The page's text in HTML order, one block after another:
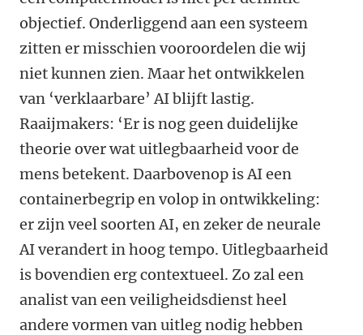
objectief. Onderliggend aan een systeem
zitten er misschien vooroordelen die wij
niet kunnen zien. Maar het ontwikkelen
van ‘verklaarbare’ AI blijft lastig.
Raaijmakers: ‘Er is nog geen duidelijke
theorie over wat uitlegbaarheid voor de
mens betekent. Daarbovenop is AI een
containerbegrip en volop in ontwikkeling:
er zijn veel soorten AI, en zeker de neurale
AI verandert in hoog tempo. Uitlegbaarheid
is bovendien erg contextueel. Zo zal een
analist van een veiligheidsdienst heel
andere vormen van uitleg nodig hebben